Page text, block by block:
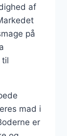
af
på
til
mad i
er